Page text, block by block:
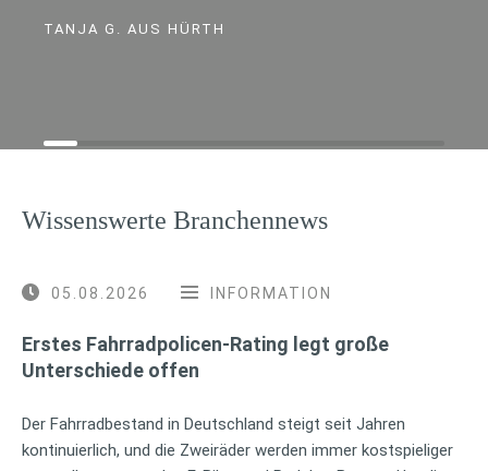
TANJA G. AUS HÜRTH
Wissenswerte Branchennews
05.08.2026 INFORMATION
Erstes Fahrradpolicen-Rating legt große
Unterschiede offen
Der Fahrradbestand in Deutschland steigt seit Jahren
kontinuierlich, und die Zweiräder werden immer kostspieliger